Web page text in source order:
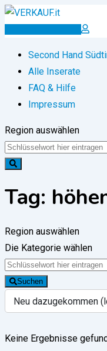
Zum
Inserat erstellen
Second Hand
Alle Inserate
FAQ & Hilfe
Impressum
Region auswählen
Tag:
Region auswählen
Die Kategorie wählen
Suchen
Keine Ergebnisse